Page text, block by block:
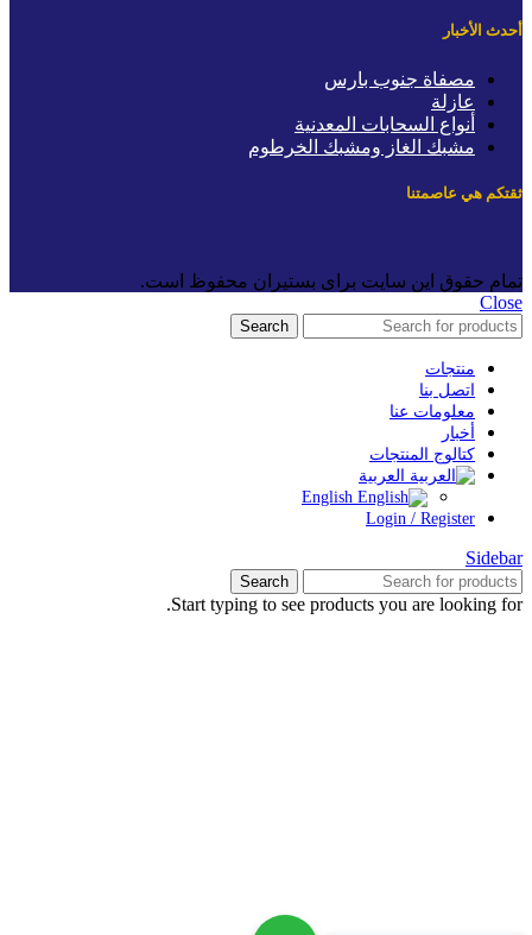
الأخبار
مصفاة جنوب بارس
عازلة
أنواع السحابات المعدنية
مشبك الغاز ومشبك الخرطوم
هي عاصمتنا
حقوق این سایت برای بستیران محفوظ است.
Search
منتجات
اتصل بنا
معلومات عنا
أخبار
كتالوج المنتجات
العربية
English
Login / Register
Search
Start typing to see products you are looking